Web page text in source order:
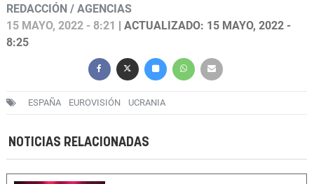
REDACCIÓN / AGENCIAS
15 MAYO, 2022 - 8:21
| ACTUALIZADO: 15 MAYO, 2022 -
8:25
ESPAÑA EUROVISIÓN UCRANIA
NOTICIAS RELACIONADAS